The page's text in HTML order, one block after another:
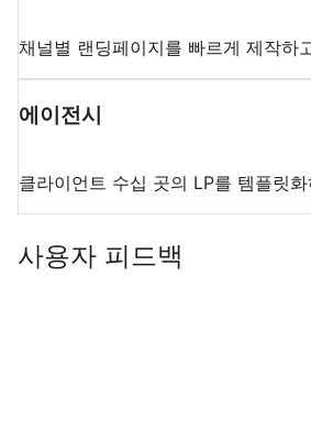
채널별 랜딩페이지를 빠르게 제작하
에이전시
클라이언트 수십 곳의 LP를 템플릿
사용자 피드백